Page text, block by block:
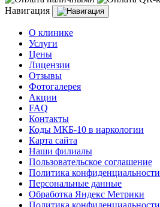
Навигация
О клинике
Услуги
Цены
Лицензии
Отзывы
Фотогалерея
Акции
FAQ
Контакты
Коды МКБ-10 в наркологии
Карта сайта
Наши филиалы
Пользовательское соглашение
Политика конфиденциальности
Персональные данные
Обработка Яндекс Метрики
Политика конфиденциальности